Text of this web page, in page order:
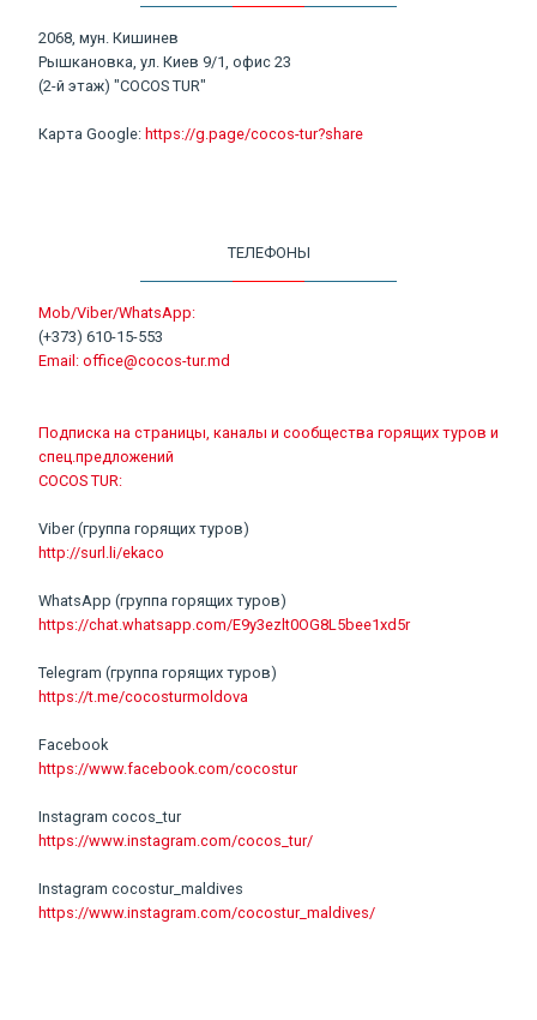
2068, мун. Кишинев
Рышкановка, ул. Киев 9/1, офис 23
(2-й этаж) "COCOS TUR"
Карта Google: https://g.page/cocos-tur?share
ТЕЛЕФОНЫ
Mob/Viber/WhatsApp:
(+373) 610-15-553
Email: office@cocos-tur.md
Подписка на страницы, каналы и сообщества горящих туров и
спец.предложений
COCOS TUR:
Viber (группа горящих туров)
http://surl.li/ekaco
WhatsApp (группа горящих туров)
https://chat.whatsapp.com/E9y3ezlt0OG8L5bee1xd5r
Telegram (группа горящих туров)
https://t.me/cocosturmoldova
Facebook
https://www.facebook.com/cocostur
Instagram cocos_tur
https://www.instagram.com/cocos_tur/
Instagram cocostur_maldives
https://www.instagram.com/cocostur_maldives/